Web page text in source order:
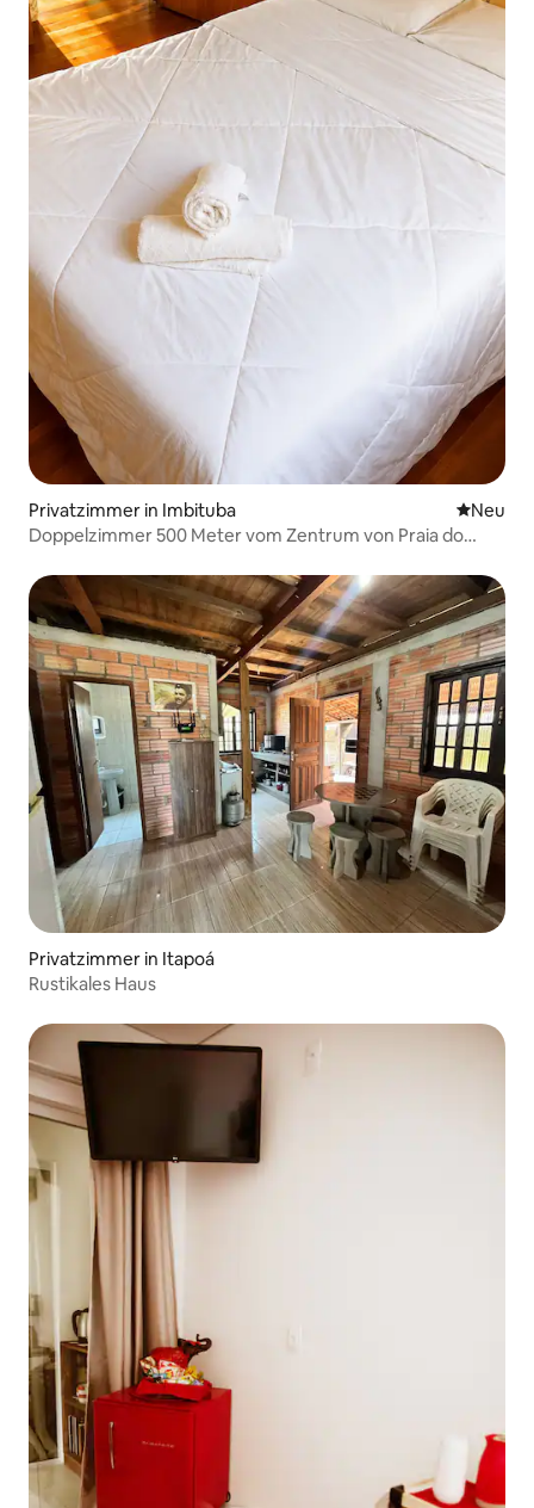
Privatzimmer in Imbituba Neue
Neu
Doppelzimmer 500 Meter vom Zentrum von Praia do
Privatzimmer in Itapoá
Rustikales Haus